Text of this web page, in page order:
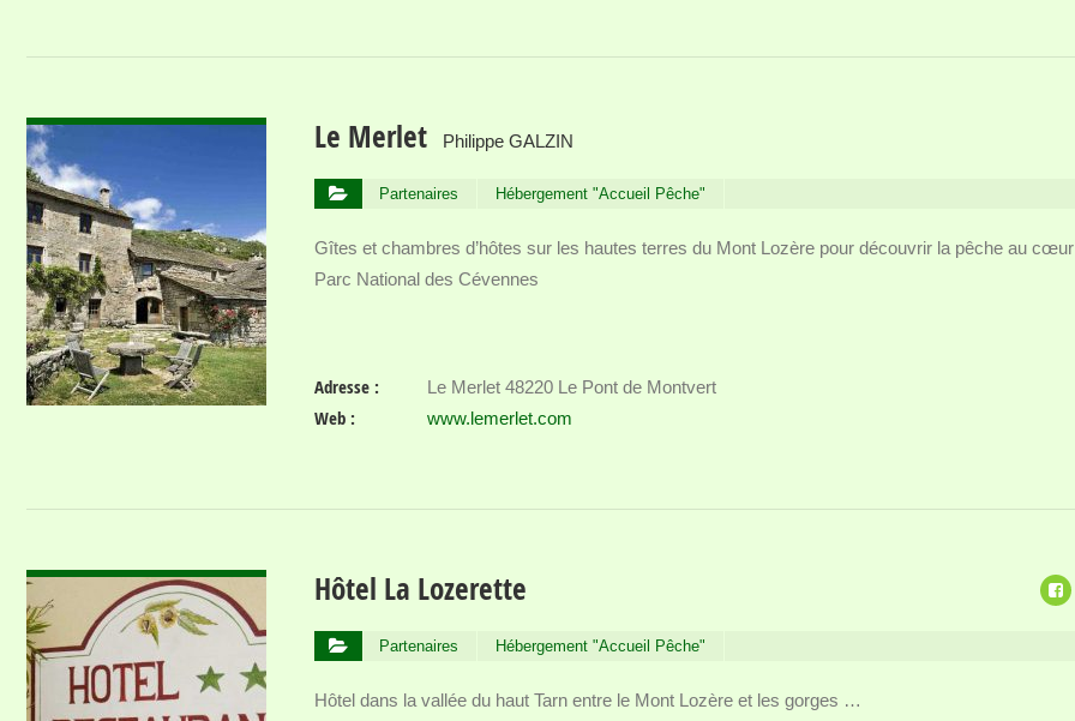
Le Merlet Philippe GALZIN
Partenaires Hébergement "Accueil Pêche"
Gîtes et chambres d’hôtes sur les hautes terres du Mont Lozère pour découvrir la pêche au
Parc National des Cévennes
Adresse : Le Merlet 48220 Le Pont de Montvert
Web : www.lemerlet.com
Hôtel La Lozerette
Partenaires Hébergement "Accueil Pêche"
Hôtel dans la vallée du haut Tarn entre le Mont Lozère et les gorges …